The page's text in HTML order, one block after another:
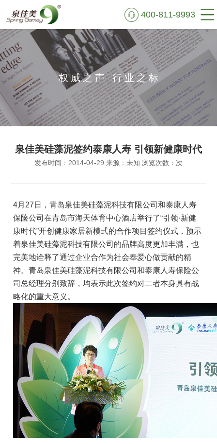
400-811-9993
首页
走进泉佳美
硅藻泥鉴别
艺术肌理
施工案例
招商加盟
联系我们
权威之声 行业之标
泉佳美硅藻泥签约泰康人寿 引领新健康时代
发布时间：2014-04-29 来源：未知 浏览次数： 次
4月27日，青岛泉佳美硅藻泥科技有限公司和泰康人寿
保险公司在青岛市海天体育中心酒店举行了“引领·新健
康时代”开创健康家居新模式的合作项目签约仪式，预示
着泉佳美硅藻泥科技有限公司的品牌高度更加丰满，也
完美地诠释了通过企业合作为社会奉爱心做贡献的精
神。青岛泉佳美硅藻泥科技有限公司和泰康人寿保险公
司总经理分别致辞，均表示此次签约对二者本身具有战
略化的重大意义。